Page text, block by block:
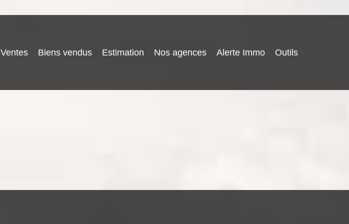
Ventes Biens vendus Estimation Nos agences Alerte Immo Outils